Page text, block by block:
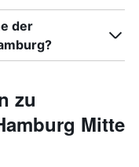
der
zu
Mitte